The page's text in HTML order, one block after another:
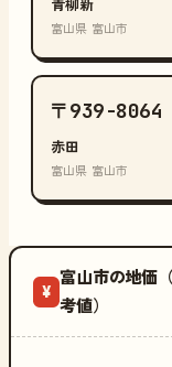
青柳新
富山県 富山市
〒939-8064
赤田
富山県 富山市
¥
富山市の地価
考値）